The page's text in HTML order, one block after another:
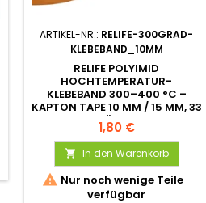
ARTIKEL-NR.: RELIFE-300GRAD-
KLEBEBAND_10MM
RELIFE POLYIMID
HOCHTEMPERATUR-
KLEBEBAND 300–400 °C –
KAPTON TAPE 10 MM / 15 MM, 33
M ROLLE FÜR PCB & BGA
REPARATUR
1,80 €
 In den Warenkorb
 Nur noch wenige Teile
verfügbar